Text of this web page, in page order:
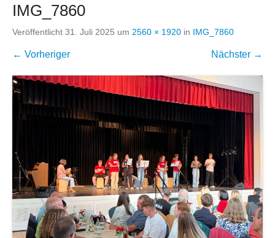
IMG_7860
Veröffentlicht 31. Juli 2025 um 2560 × 1920 in IMG_7860
← Vorheriger Nächster →